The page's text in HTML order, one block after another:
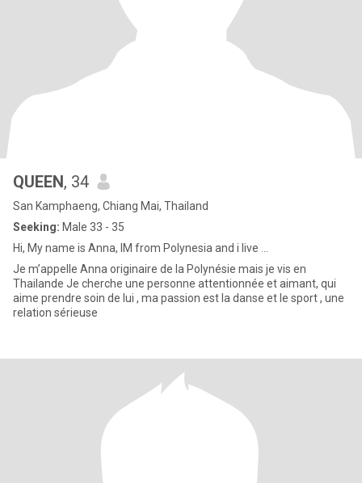
QUEEN, 34
San Kamphaeng, Chiang Mai, Thailand
Seeking: Male 33 - 35
Hi, My name is Anna, IM from Polynesia and i live ...
Je m’appelle Anna originaire de la Polynésie mais je vis en
Thailande Je cherche une personne attentionnée et aimant, qui
aime prendre soin de lui , ma passion est la danse et le sport , une
relation sérieuse